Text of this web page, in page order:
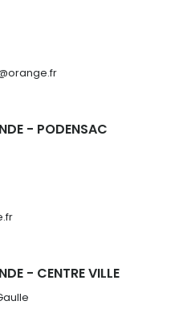
- PODENSAC
- CENTRE VILLE